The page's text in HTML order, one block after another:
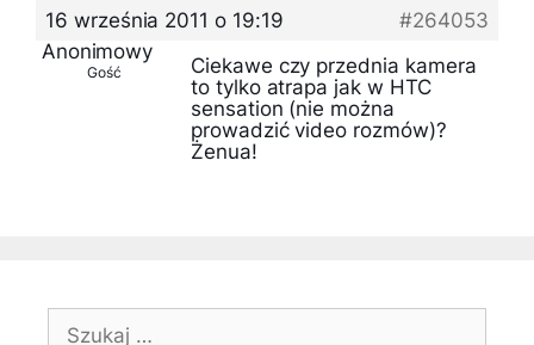
16 września 2011 o 19:19
#264053
Anonimowy
Gość
Ciekawe czy przednia kamera
to tylko atrapa jak w HTC
sensation (nie można
prowadzić video rozmów)?
Żenua!
Szukaj: